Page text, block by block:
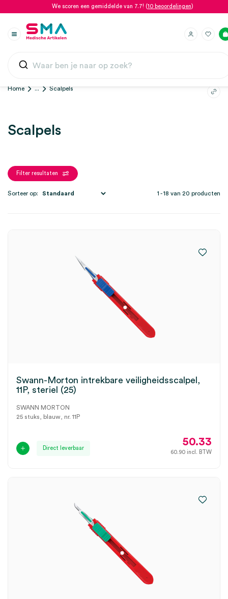
We scoren een gemiddelde van 7.7! (10 beoordelingen)
Home ... Scalpels
Scalpels
Filter resultaten
1 - 18 van 20 producten
Sorteer op:
Swann-Morton intrekbare veiligheidsscalpel,
11P, steriel (25)
SWANN MORTON
25 stuks, blauw, nr. 11P
Direct leverbaar
50.33
60.90 incl. BTW